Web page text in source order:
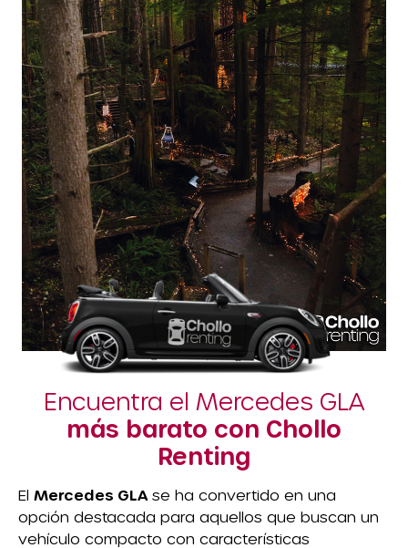
Encuentra el Mercedes GLA
más barato con Chollo
Renting
El Mercedes GLA se ha convertido en una
opción destacada para aquellos que buscan un
vehículo compacto con características